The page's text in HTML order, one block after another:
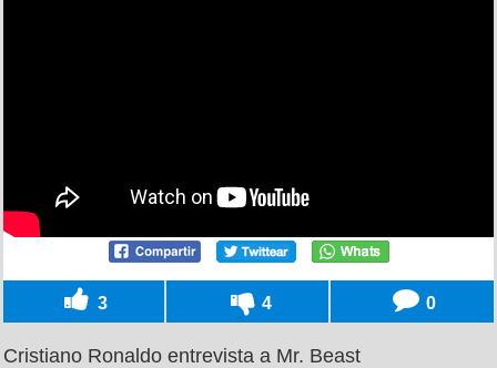
3 4 0
Cristiano Ronaldo entrevista a Mr. Beast